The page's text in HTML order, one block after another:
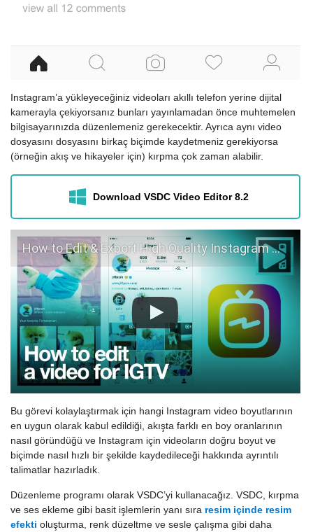
Instagram’a yükleyeceğiniz videoları akıllı telefon yerine dijital
kamerayla çekiyorsanız bunları yayınlamadan önce muhtemelen
bilgisayarınızda düzenlemeniz gerekecektir. Ayrıca aynı video
dosyasını dosyasını birkaç biçimde kaydetmeniz gerekiyorsa
(örneğin akış ve hikayeler için) kırpma çok zaman alabilir.
Download VSDC Video Editor 8.2
How to Edit & Export High Quality Instagram TV with VSDC
Bu görevi kolaylaştırmak için hangi Instagram video boyutlarının
en uygun olarak kabul edildiği, akışta farklı en boy oranlarının
nasıl göründüğü ve Instagram için videoların doğru boyut ve
biçimde nasıl hızlı bir şekilde kaydedileceği hakkında ayrıntılı
talimatlar hazırladık.
Düzenleme programı olarak VSDC’yi kullanacağız. VSDC, kırpma
ve ses ekleme gibi basit işlemlerin yanı sıra resim içinde resim
efekti oluşturma, renk düzeltme ve sesle çalışma gibi daha